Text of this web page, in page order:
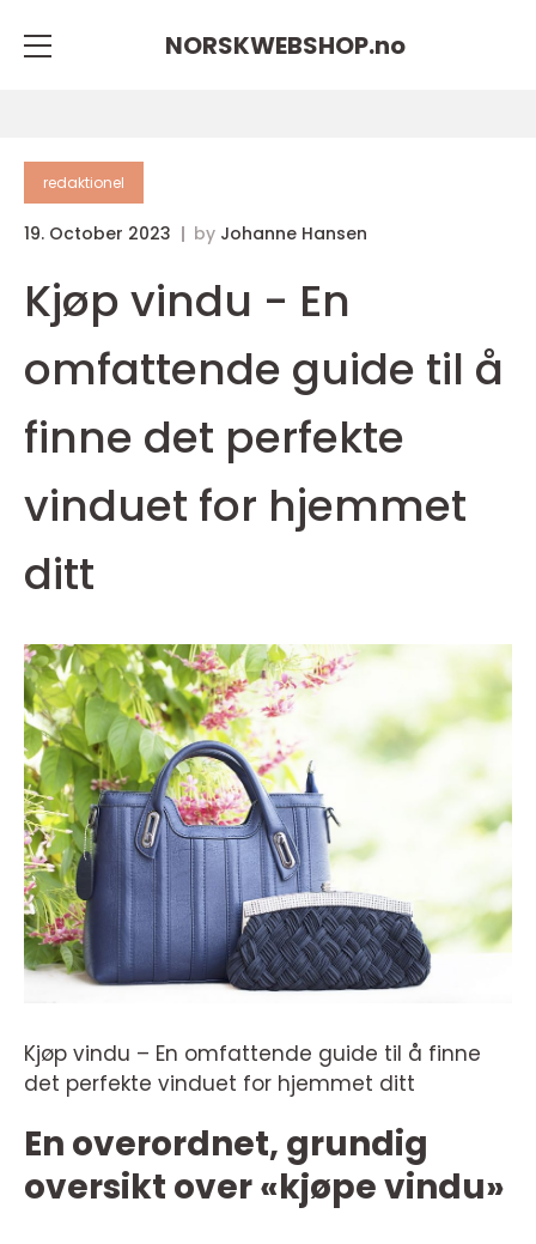
NORSKWEBSHOP.no
redaktionel
19. October 2023 by Johanne Hansen
Kjøp vindu - En
omfattende guide til å
finne det perfekte
vinduet for hjemmet
ditt
Kjøp vindu – En omfattende guide til å finne
det perfekte vinduet for hjemmet ditt
En overordnet, grundig
oversikt over «kjøpe vindu»